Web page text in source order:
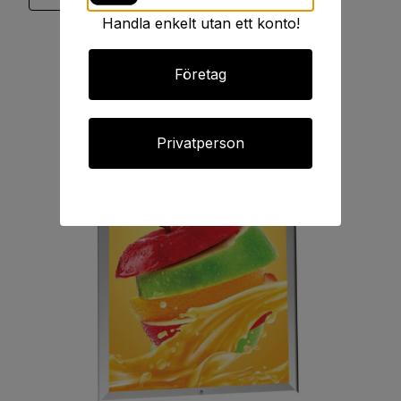
Handla enkelt utan ett konto!
Företag
Privatperson